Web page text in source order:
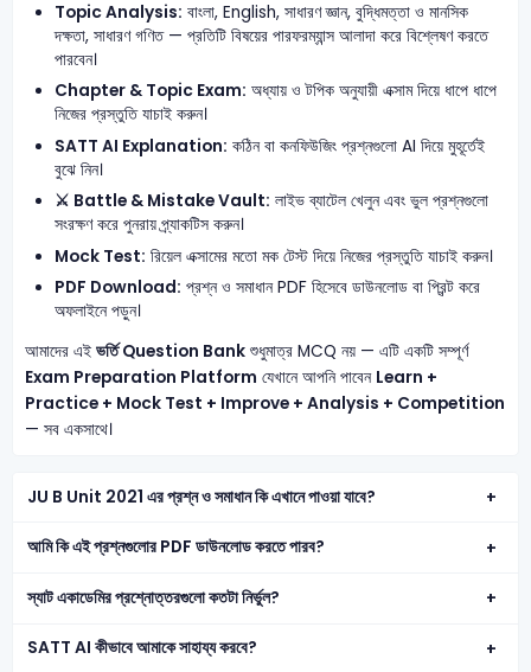
Topic Analysis: বাংলা, English, সাধারণ জ্ঞান, বুদ্ধিমত্তা ও মানসিক
দক্ষতা, সাধারণ গণিত — প্রতিটি বিষয়ের পারফরম্যান্স আলাদা করে বিশ্লেষণ করতে
পারবেন।
Chapter & Topic Exam: অধ্যায় ও টপিক অনুযায়ী এক্সাম দিয়ে ধাপে ধাপে
নিজের প্রস্তুতি যাচাই করুন।
SATT AI Explanation: কঠিন বা কনফিউজিং প্রশ্নগুলো AI দিয়ে মুহূর্তেই
বুঝে নিন।
⚔️ Battle & Mistake Vault: লাইভ ব্যাটেল খেলুন এবং ভুল প্রশ্নগুলো
সংরক্ষণ করে পুনরায় প্র্যাকটিস করুন।
Mock Test: রিয়েল এক্সামের মতো মক টেস্ট দিয়ে নিজের প্রস্তুতি যাচাই করুন।
PDF Download: প্রশ্ন ও সমাধান PDF হিসেবে ডাউনলোড বা প্রিন্ট করে
অফলাইনে পড়ুন।
আমাদের এই ভর্তি Question Bankশুধুমাত্র MCQ নয় — এটি একটি সম্পূর্ণ
Exam Preparation Platform যেখানে আপনি পাবেন Learn +
Practice + Mock Test + Improve + Analysis + Competition
— সব একসাথে।
JU B Unit 2021 এর প্রশ্ন ও সমাধান কি এখানে পাওয়া যাবে?
আমি কি এই প্রশ্নগুলোর PDF ডাউনলোড করতে পারব?
স্যাট একাডেমির প্রশ্নোত্তরগুলো কতটা নির্ভুল?
SATT AI কীভাবে আমাকে সাহায্য করবে?